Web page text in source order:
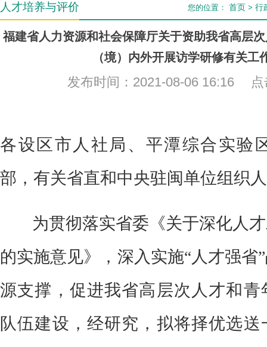
人才培养与评价 您的位置： 首页 > 行
福建省人力资源和社会保障厅关于资助我省高层
（境）内外开展访学研修有关工
发布时间：2021-08-06 16:16 点
各设区市人社局、平潭综合实验
部，有关省直和中央驻闽单位组织
为贯彻落实省委《关于深化人
的实施意见》，深入实施“人才强省
源支撑，促进我省高层次人才和
队伍建设， 经研究，拟将择优选送